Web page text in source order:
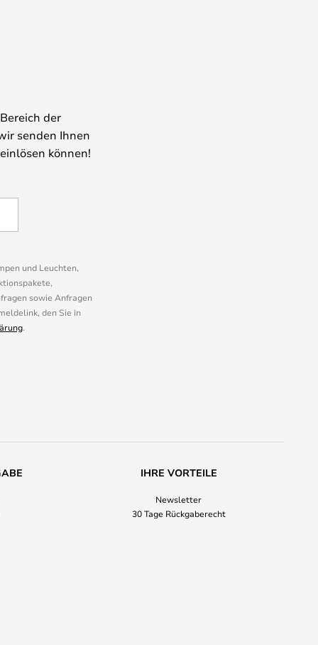
der
senden Ihnen
können!
und Leuchten,
sowie Anfragen
den Sie in
.
IHRE VORTEILE
Newsletter
30 Tage Rückgaberecht